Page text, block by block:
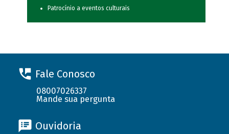
Patrocínio a eventos culturais
Fale Conosco
08007026337
Mande sua pergunta
Ouvidoria